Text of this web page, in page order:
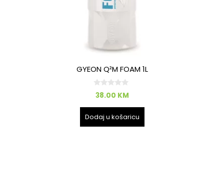
GYEON Q²M FOAM 1L
0
o38.00 KM
Dodaj u košaricu